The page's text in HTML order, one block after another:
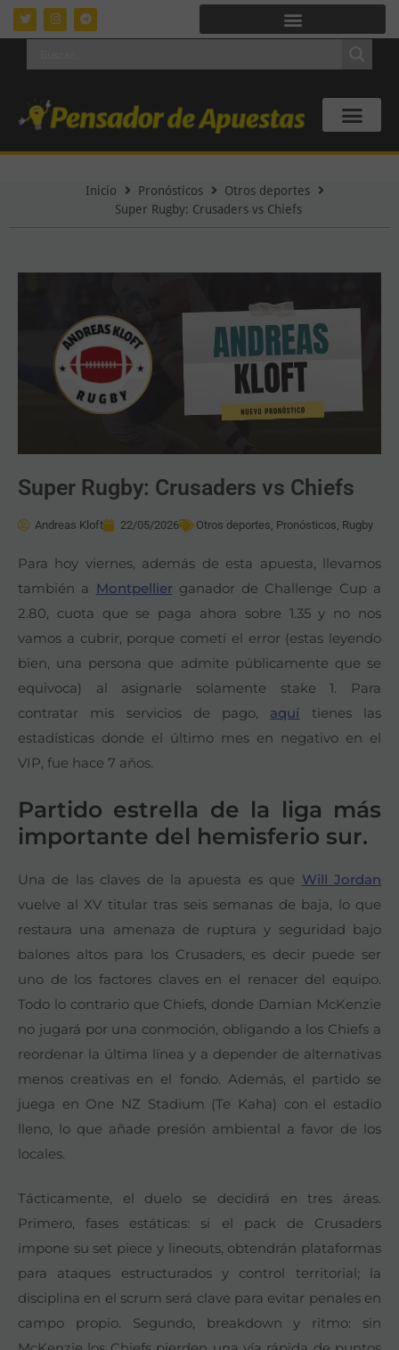
Inicio Pronósticos
Otros deportes
Super Rugby: Crusaders vs Chiefs
Super Rugby: Crusaders vs Chiefs
Andreas Kloft 22/05/2026 Otros deportes, Pronósticos, Rugby
Para hoy viernes, además de esta apuesta, llevamos
también a
Montpellierganador de Challenge Cup a
2.80, cuota que se paga ahora sobre 1.35 y no nos
vamos a cubrir, porque cometí el error (estas leyendo
bien, una persona que admite públicamente que se
equivoca) al asignarle solamente stake 1. Para
contratar mis servicios de pago, aquí tienes las
estadísticas donde el último mes en negativo en el
VIP, fue hace 7 años.
Partido estrella de la liga más
importante del hemisferio sur.
Una de las claves de la apuesta es que Will Jordan
vuelve al XV titular tras seis semanas de baja, lo que
restaura una amenaza de ruptura y seguridad bajo
balones altos para los Crusaders, es decir puede ser
uno de los factores claves en el renacer del equipo.
Todo lo contrario que Chiefs, donde Damian McKenzie
no jugará por una conmoción, obligando a los Chiefs a
reordenar la última línea y a depender de alternativas
menos creativas en el fondo. Además, el partido se
juega en One NZ Stadium (Te Kaha) con el estadio
lleno, lo que añade presión ambiental a favor de los
locales.
Tácticamente, el duelo se decidirá en tres áreas.
Primero, fases estáticas: si el pack de Crusaders
impone su set piece y lineouts, obtendrán plataformas
para ataques estructurados y control territorial; la
disciplina en el scrum será clave para evitar penales en
campo propio. Segundo, breakdown y ritmo: sin